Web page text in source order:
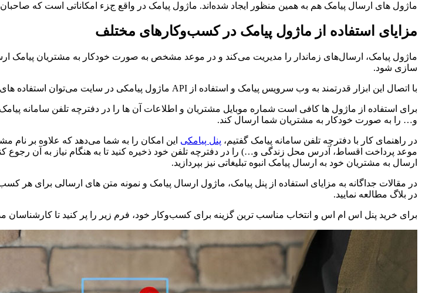
ماژول های ارسال پیامک هم به همین منظور ایجاد شده‌اند. ماژول پیامک در واقع جزء امکاناتی است که
مزایای استفاده از ماژول پیامک در کسب‌وکارهای مختلف
ماژول پیامک، ارسال‌های زماندار را مدیریت می‌کند و در موعد مشخص به صورت خودکار به مشتریان پیامک
سازی شود.
با اتصال این ابزار قدرتمند به وب سرویس پیامک و استفاده از API ماژول پیامکی در سایت می‌توان استفاده های بیشتری از جمله تایید هویت اعضا، پیگیری سفارشات، ارسال پیامک نوبت دهی و… را انجام داد.
برای استفاده از ماژول ها کافی است شماره‌ موبایل مشتریان و اطلاعات آن ها را در دفترچه تلفن سامانه
و… را به صورت خودکار به مشتریان شما ارسال کند.
در راهنمای کار با دفترچه تلفن سامانه پیامک گفتیم، پنل پیامکی این امکان را به شما می‌دهد که علاوه بر نام
موعد پرداخت اقساط، آدرس محل زندگی و…) را در دفترچه تلفن خود ذخیره کنید تا به هنگام نیاز به آن رجوع
ارسال به مشتریان خود به ارسال پیامک انبوه تبلیغاتی نیز بپردازید.
در مقالات جداگانه به مزایای استفاده از پنل پیامک، ماژول ارسال پیامک و نمونه متن های ارسالی برای هر
در بلاگ مطالعه نمایید.
برای خرید پنل اس ام اس و انتخاب مناسب ترین گزینه برای کسب‌وکار خود، فرم زیر را پر کنید تا کارشناسان